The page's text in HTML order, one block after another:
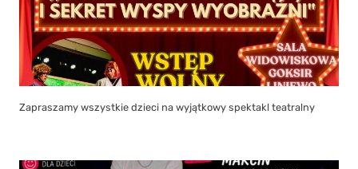
Zapraszamy wszystkie dzieci na wyjątkowy spektakl teatralny